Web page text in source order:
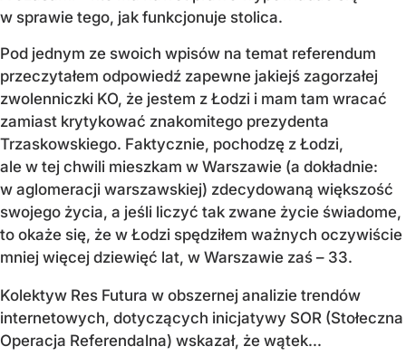
w sprawie tego, jak funkcjonuje stolica.
Pod jednym ze swoich wpisów na temat referendum
przeczytałem odpowiedź zapewne jakiejś zagorzałej
zwolenniczki KO, że jestem z Łodzi i mam tam wracać
zamiast krytykować znakomitego prezydenta
Trzaskowskiego. Faktycznie, pochodzę z Łodzi,
ale w tej chwili mieszkam w Warszawie (a dokładnie:
w aglomeracji warszawskiej) zdecydowaną większość
swojego życia, a jeśli liczyć tak zwane życie świadome,
to okaże się, że w Łodzi spędziłem ważnych oczywiście
mniej więcej dziewięć lat, w Warszawie zaś – 33.
Kolektyw Res Futura w obszernej analizie trendów
internetowych, dotyczących inicjatywy SOR (Stołeczna
Operacja Referendalna) wskazał, że wątek...